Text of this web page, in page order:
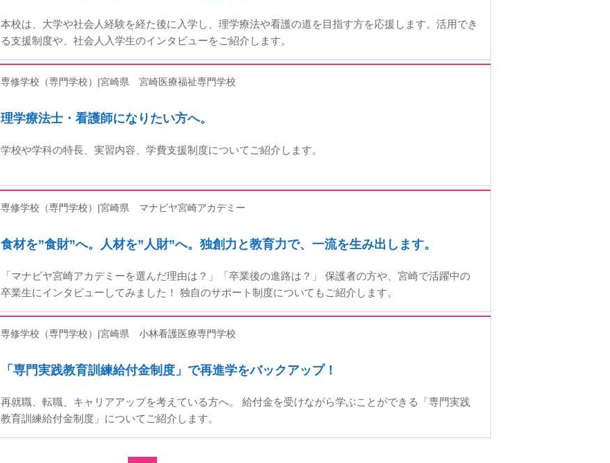
本校は、大学や社会人経験を経た後に入学し、理学療法や看護の道を目指す方を応援します。活用でき
る支援制度や、社会人入学生のインタビューをご紹介します。
専修学校（専門学校）|宮崎県 宮崎医療福祉専門学校
理学療法士・看護師になりたい方へ。
学校や学科の特長、実習内容、学費支援制度についてご紹介します。
専修学校（専門学校）|宮崎県 マナビヤ宮崎アカデミー
食材を”食財”へ。人材を”人財”へ。独創力と教育力で、一流を生み出します。
「マナビヤ宮崎アカデミーを選んだ理由は？」「卒業後の進路は？」 保護者の方や、宮崎で活躍中の
卒業生にインタビューしてみました！ 独自のサポート制度についてもご紹介します。
専修学校（専門学校）|宮崎県 小林看護医療専門学校
「専門実践教育訓練給付金制度」で再進学をバックアップ！
再就職、転職、キャリアアップを考えている方へ。 給付金を受けながら学ぶことができる「専門実践
教育訓練給付金制度」についてご紹介します。